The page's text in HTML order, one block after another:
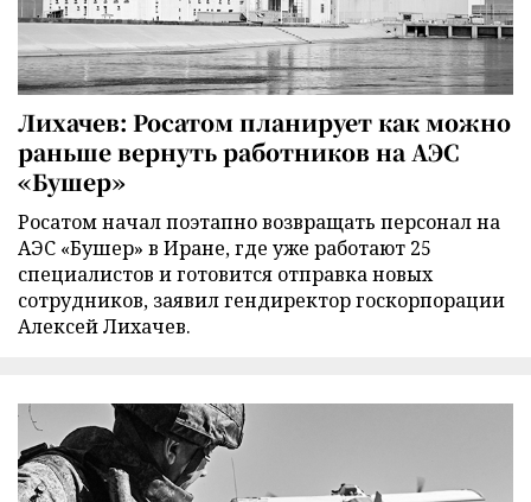
Лихачев: Росатом планирует как можно
раньше вернуть работников на АЭС
«Бушер»
Росатом начал поэтапно возвращать персонал на
АЭС «Бушер» в Иране, где уже работают 25
специалистов и готовится отправка новых
сотрудников, заявил гендиректор госкорпорации
Алексей Лихачев.